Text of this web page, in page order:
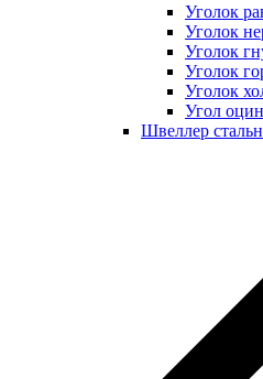
Уголок
Уголок
Уголок
Уголок
Уголок
Угол
Швеллер